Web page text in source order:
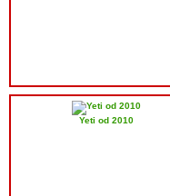
Yeti od 2010